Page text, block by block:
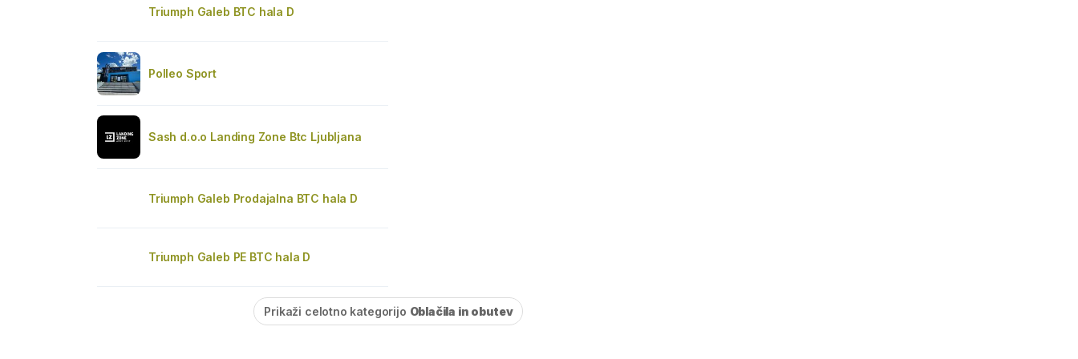
Triumph Galeb BTC hala D
Polleo Sport
Sash d.o.o Landing Zone Btc Ljubljana
Triumph Galeb Prodajalna BTC hala D
Triumph Galeb PE BTC hala D
Prikaži celotno kategorijo Oblačila in obutev